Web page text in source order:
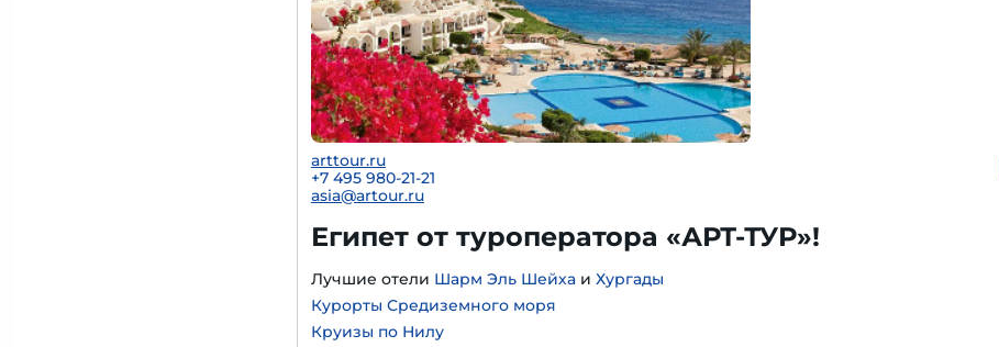
arttour.ru
+7 495 980-21-21
asia@artour.ru
Египет от туроператора «АРТ-ТУР»!
Лучшие отели Шарм Эль Шейха и Хургады
Курорты Средиземного моря
Круизы по Нилу